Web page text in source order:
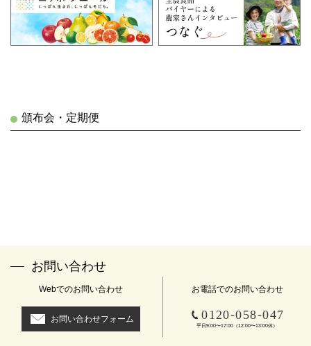
頒布会・定期便
お問い合わせ
Webでのお問い合わせ
お問い合わせフォーム
お電話でのお問い合わせ
0120-058-047
平日9:00〜17:00（12:00〜13:00休）